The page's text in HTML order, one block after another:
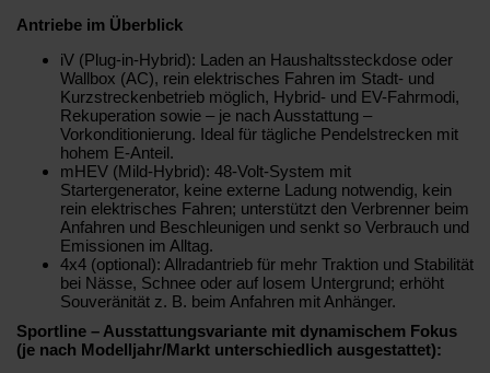
Antriebe im Überblick
iV (Plug-in-Hybrid): Laden an Haushaltssteckdose oder
Wallbox (AC), rein elektrisches Fahren im Stadt- und
Kurzstreckenbetrieb möglich, Hybrid- und EV-Fahrmodi,
Rekuperation sowie – je nach Ausstattung –
Vorkonditionierung. Ideal für tägliche Pendelstrecken mit
hohem E-Anteil.
mHEV (Mild-Hybrid): 48-Volt-System mit
Startergenerator, keine externe Ladung notwendig, kein
rein elektrisches Fahren; unterstützt den Verbrenner beim
Anfahren und Beschleunigen und senkt so Verbrauch und
Emissionen im Alltag.
4x4 (optional): Allradantrieb für mehr Traktion und Stabilität
bei Nässe, Schnee oder auf losem Untergrund; erhöht
Souveränität z. B. beim Anfahren mit Anhänger.
Sportline – Ausstattungsvariante mit dynamischem Fokus
(je nach Modelljahr/Markt unterschiedlich ausgestattet):